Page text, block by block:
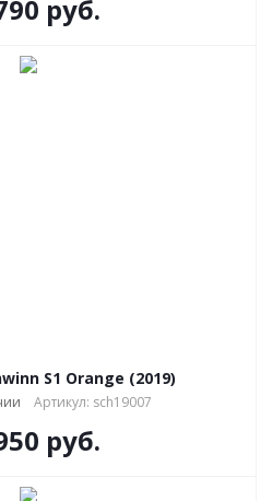
руб.
S1 Orange (2019)
Артикул: sch19007
руб.